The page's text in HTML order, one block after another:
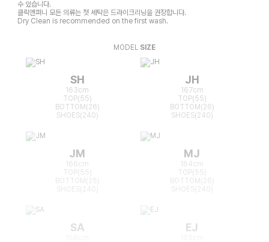
수 있습니다.
클릭앤퍼니 모든 의류는 첫 세탁은 드라이크리닝을 권장합니다.
Dry Clean is recommended on the first wash.
MODEL SIZE
SH
163cm
TOP(55)
BOTTOM(26)
SHOES(240)
JH
167cm
TOP(55)
BOTTOM(26)
SHOES(240)
JM
166cm
TOP(55)
BOTTOM(25)
MJ
164cm
TOP(55)
BOTTOM(26)
SA EJ